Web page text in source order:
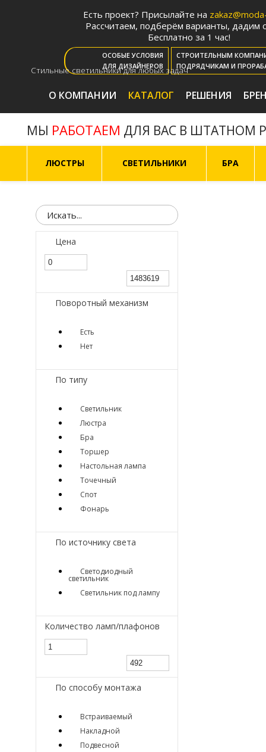
Есть проект? Присылайте на
Рассчитаем, подберём варианты, дадим
Бесплатно за 1 час!
ОСОБЫЕ УСЛОВИЯ
ДЛЯ ДИЗАЙНЕРОВ
СТРОИТЕЛЬНЫМ
ПОДРЯДЧИКАМ И
Стильные светильники для любых задач
О КОМПАНИИ КАТАЛОГ РЕШЕНИЯ
МЫ РАБОТАЕМ ДЛЯ ВАС В ШТАТНОМ
ЛЮСТРЫ СВЕТИЛЬНИКИ БРА
Цена
Поворотный механизм
Есть
Нет
По типу
Светильник
Люстра
Бра
Торшер
Настольная лампа
Точечный
Спот
Фонарь
По источнику света
Светодиодный
светильник
Светильник под лампу
Количество ламп/плафонов
По способу монтажа
Встраиваемый
Накладной
Подвесной